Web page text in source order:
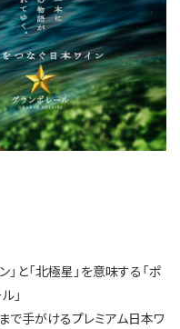
」と​「北極星」を意味する「ポ
」​
で​手がけるプレミアム日本ワ